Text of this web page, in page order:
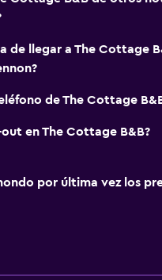
de llegar a The Cottage
de The Cottage
en The Cottage B&B?
por última vez los